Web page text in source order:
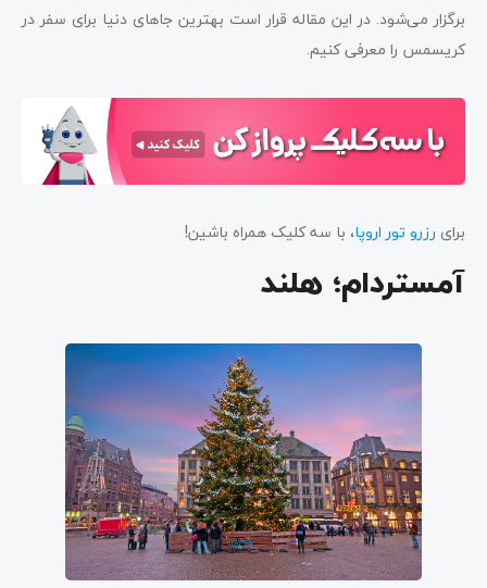
برگزار می‌شود. در این مقاله قرار است بهترین جاهای دنیا برای سفر در
کریسمس را معرفی کنیم.
برای رزرو تور اروپا، با سه کلیک همراه باشین!
آمستردام؛ هلند